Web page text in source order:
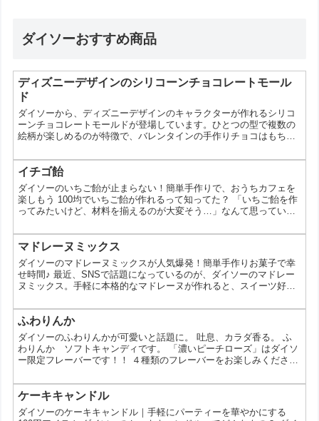
ダイソーおすすめ商品
ディズニーデザインのシリコーンチョコレートモール
ド
ダイソーから、ディズニーデザインのキャラクターが作れるシリコ
ーンチョコレートモールドが登場しています。ひとつの型で複数の
絵柄が楽しめるのが特徴で、バレンタインの手作りチョコはもちろ
ニーデザインのシリコーンチョコレートモールドとはこの商品は、
チョコレートを流し込んで固めるためのシリコーン製モールドで
す。ディズニーキャラクターをモチーフにしたデザインで、モンス
ターズ・インク、チップ＆デール、トイ・ストーリー、ミッキー＆
フ...
イチゴ飴
ダイソーのいちご飴が止まらない！簡単手作りで、おうちカフェを
楽しもう 100均でいちご飴が作れるって知ってた？ 「いちご飴を作
ってみたいけど、材料を揃えるのが大変そう…」なんて思っていま
す！今回は、ダイソーのアイテムを使って、手軽にいちご飴を作れ
る方法をご紹介します。 なぜダイソーのいちご飴が人気なの？ 手
軽に作れる: 必要な材料が全て100円ショップで揃う アレンジ自在:
砂糖の色やトッピングを変えて、自分好みの...
マドレーヌミックス
ダイソーのマドレーヌミックスが人気爆発！簡単手作りお菓子で幸
せ時間♪ 最近、SNSで話題になっているのが、ダイソーのマドレー
ヌミックス。手軽に本格的なマドレーヌが作れると、スイーツ好き
スの魅力を徹底解剖！ ダイソーのマドレーヌミックスってどんなも
の？ ダイソーのマドレーヌミックスは、卵と牛乳を混ぜて焼くだけ
で、本格的なマドレーヌが作れる便利なミックス粉。 手軽に本格的
なマドレーヌが楽しめる 特別な道具や技術は不要！混...
ふわりんか
ダイソーのふわりんかが可愛いと話題に。 吐息、カラダ香る。 ふ
わりんか ソフトキャンディです。 「濃いピーチローズ」はダイソ
ー限定フレーバーです！！ ４種類のフレーバーをお楽しみください
クラシエ ふわりんかソフト キャンディ ストロベリーローズ ク
ラシエ ふわりんかソフトキャンディ フルーティローズ クラシ
エ ふわりんかソフトキャンディ 濃いピーチローズ この投稿を
Instagramで見る 吐息、カラダ香る。ふわ...
ケーキキャンドル
ダイソーのケーキキャンドル｜手軽にパーティーを華やかにする